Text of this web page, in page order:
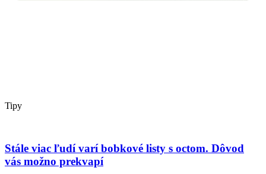
Tipy
Stále viac ľudí varí bobkové listy s octom. Dôvod
vás možno prekvapí